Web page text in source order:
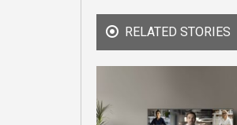
RELATED STORIES